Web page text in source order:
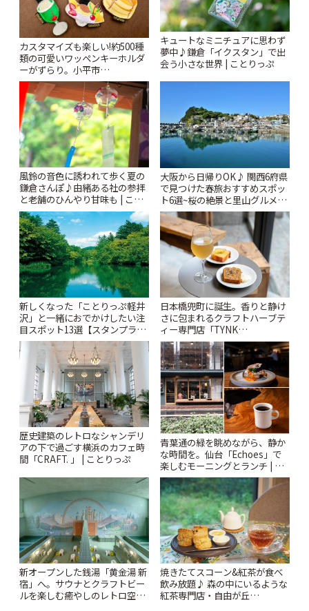
カスタマイズも楽しい!約500種
類の可愛いワッペンキーホルダ
ーがずらり。小平市
「Kimamaya T&K」 | ことりっ
ぷ
キュートなミニチュアに思わず
夢中♪鎌倉「イクスタン」で出
会う小さな世界 | ことりっぷ
風鈴の音色に誘われて歩く夏の
鎌倉さんぽ♪由緒ある社の参拝
と老舗のひんやり甘味も | こと
りっぷ
大阪から日帰りOK♪ 関西6府県
で見つけた春旅おすすめスポッ
ト6選~桜の絶景と里山グルメや
秘密にしたい穴場まで~ | ことり
っぷ
新しくなった「ことりっぷ軽井
沢」と一緒におでかけしたい注
目スポット13選【スタンプラリ
ー開催中】 | ことりっぷ
日本橋兜町に誕生。香りと静け
さに包まれるクラフトハーブテ
ィー専門店「TYNK
Kabutocho」 | ことりっぷ
歴史建築のレトロなシャンデリ
アの下で過ごす横浜のカフェ時
間「CRAFT. 」 | ことりっぷ
青葉通の緑を眺めながら、静か
な時間を。仙台「Echoes」で
楽しむモーニングとランチ | こ
とりっぷ
新オープンした銭湯「黄金湯 新
宿」へ。サウナとクラフトビー
ルを楽しむ癒やしのレトロ空間
焼きたてスコーン&紅茶が食べ
飲み放題♪ 森の中にいるような
紅茶専門店・自由が丘